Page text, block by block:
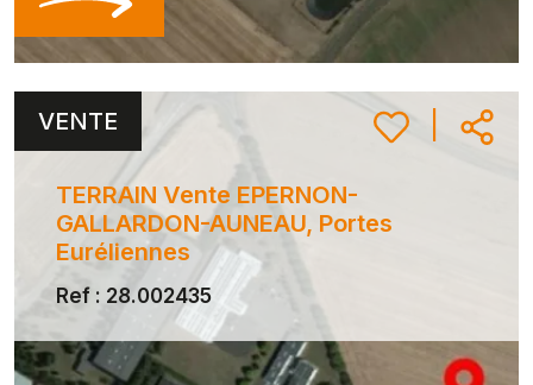
VENTE
TERRAIN Vente EPERNON-
GALLARDON-AUNEAU, Portes
Euréliennes
Ref : 28.002435